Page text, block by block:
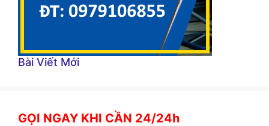
Bài Viết Mới
GỌI NGAY KHI CẦN 24/24h